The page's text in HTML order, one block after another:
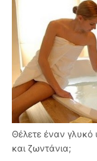
Θέλετε έναν γλυκό
και ζωντάνια;